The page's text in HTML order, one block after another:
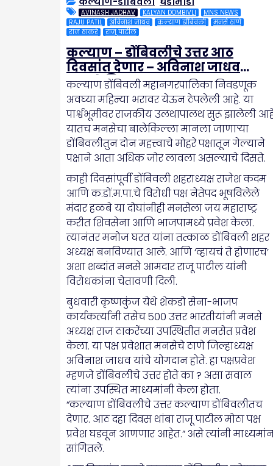
AVINASH JADHAV KALYAN DOMBIVLI
MNS NEWS
RAJU PATIL
अविनाश जाधव कल्याण डोंबिवली
मनसे ठाणे
राज ठाकरे
राजू पाटील
कल्याण – डोंबिवलीचे उत्तर आठ
दिवसांत देणार – अविनाश जाधव
,मनसे जिल्हाध्यक्ष
कल्याण डोंबिवली महानगरपालिका निवडणूक
अवघ्या महिन्या भरावर येऊन ठेपलेली आहे. या
पार्श्वभूमीवर राजकीय उलथापालथ सुरू झालेली
यातच मनसेचा बालेकिल्ला मानला जाणाऱ्या
डोंबिवलीतुन दोन महत्त्वाचे मोहरे पक्षातून गेल्याने
पक्षाने आता अधिक जोर लावला असल्याचे दिसते.
काही दिवसांपूर्वी डोंबिवली शहराध्यक्ष राजेश कदम
आणि क.डों.म.पा.चे विरोधी पक्ष नेतेपद भूषविलेले
मंदार हळबे या दोघांनीही मनसेला जय महाराष्ट्र
करीत शिवसेना आणि भाजपामध्ये प्रवेश केला.
त्यानंतर मनोज घरत यांना तत्काळ डोंबिवली शहर
अध्यक्ष बनविण्यात आले. आणि ‘व्हायचं ते होणारच’
अशा शब्दांत मनसे आमदार राजू पाटील यांनी
विरोधकांना चेतावणी दिली.
बुधवारी कृष्णकुंज येथे शेकडो सेना-भाजप
कार्यकर्त्यांनी तसेच ५०० उत्तर भारतीयांनी मनसे
अध्यक्ष राज ठाकरेंच्या उपस्थितीत मनसेत प्रवेश
केला. या पक्ष प्रवेशात मनसेचे ठाणे जिल्हाध्यक्ष
अविनाश जाधव यांचे योगदान होते. हा पक्षप्रवेश
म्हणजे डोंबिवलीचे उत्तर होते का ? असा सवाल
त्यांना उपस्थित माध्यमांनी केला होता.
“कल्याण डोंबिवलीचे उत्तर कल्याण डोंबिवलीतच
देणार. आठ दहा दिवस थांबा राजू पाटील मोठा पक्ष
प्रवेश घडवून आणणार आहेत.” असे त्यांनी
सांगितले.